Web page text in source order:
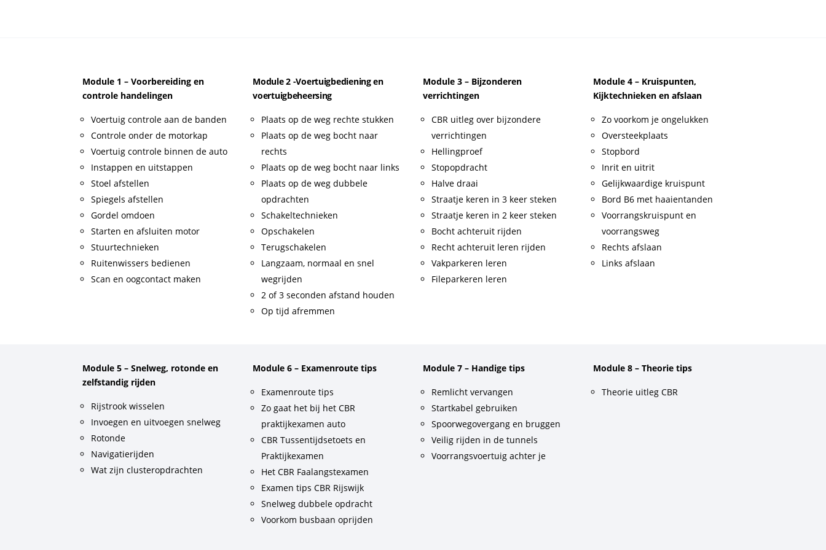
Module 1 – Voorbereiding en
controle handelingen
Voertuig controle aan de banden
Controle onder de motorkap
Voertuig controle binnen de auto
Instappen en uitstappen
Stoel afstellen
Spiegels afstellen
Gordel omdoen
Starten en afsluiten motor
Stuurtechnieken
Ruitenwissers bedienen
Scan en oogcontact maken
Module 2 -Voertuigbediening en
voertuigbeheersing
Plaats op de weg rechte stukken
Plaats op de weg bocht naar
rechts
Plaats op de weg bocht naar links
Plaats op de weg dubbele
opdrachten
Schakeltechnieken
Opschakelen
Terugschakelen
Langzaam, normaal en snel
wegrijden
2 of 3 seconden afstand houden
Op tijd afremmen
Module 3 – Bijzonderen
verrichtingen
CBR uitleg over bijzondere
verrichtingen
Hellingproef
Stopopdracht
Halve draai
Straatje keren in 3 keer steken
Straatje keren in 2 keer steken
Bocht achteruit rijden
Recht achteruit leren rijden
Vakparkeren leren
Fileparkeren leren
Module 4 – Kruispunten,
Kijktechnieken en afslaan
Zo voorkom je ongelukken
Oversteekplaats
Stopbord
Inrit en uitrit
Gelijkwaardige kruispunt
Bord B6 met haaientanden
Voorrangskruispunt en
voorrangsweg
Rechts afslaan
Links afslaan
Module 5 – Snelweg, rotonde en
zelfstandig rijden
Rijstrook wisselen
Invoegen en uitvoegen snelweg
Rotonde
Navigatierijden
Wat zijn clusteropdrachten
Module 6 – Examenroute tips
Examenroute tips
Zo gaat het bij het CBR
praktijkexamen auto
CBR Tussentijdsetoets en
Praktijkexamen
Het CBR Faalangstexamen
Examen tips CBR Rijswijk
Snelweg dubbele opdracht
Voorkom busbaan oprijden
Module 7 – Handige tips
Remlicht vervangen
Startkabel gebruiken
Spoorwegovergang en bruggen
Veilig rijden in de tunnels
Voorrangsvoertuig achter je
Module 8 – Theorie tips
Theorie uitleg CBR